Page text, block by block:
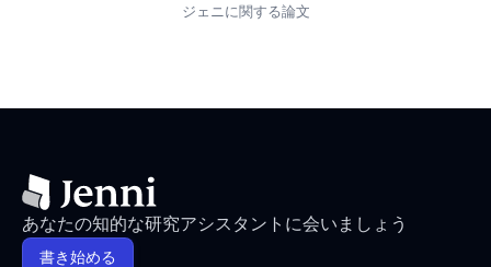
ジェニに関する論文
あなたの知的な研究アシスタントに会いましょう
書き始める